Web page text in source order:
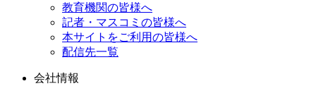
教育機関の皆様へ
記者・マスコミの皆様へ
本サイトをご利用の皆様へ
配信先一覧
会社情報